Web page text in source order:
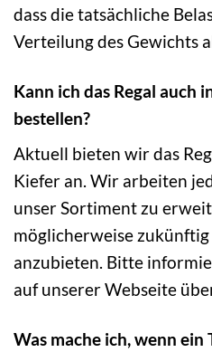
dass die tatsächliche
Verteilung des Gewichts
Kann ich das Regal auch
bestellen?
Aktuell bieten wir das
Kiefer an. Wir arbeiten
unser Sortiment zu
möglicherweise
anzubieten. Bitte
auf unserer Webseite
Was mache ich, wenn ein